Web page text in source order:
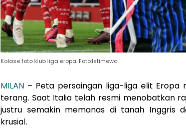
Kolase foto klub liga eropa. Foto:Istimewa
MILAN – Peta persaingan liga-liga elit Eropa
terang. Saat Italia telah resmi menobatkan
justru semakin memanas di tanah Inggris
krusial.